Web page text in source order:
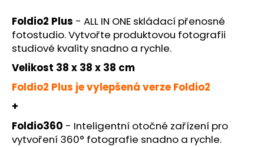
Foldio2 Plus - ALL IN ONE skládací přenosné
fotostudio. Vytvořte produktovou fotografii
studiové kvality snadno a rychle.
Velikost 38 x 38 x 38 cm
Foldio2 Plus je vylepšená verze Foldio2
+
Foldio360 - Inteligentní otočné zařízení pro
vytvoření 360° fotografie snadno a rychle.
u
j
e
m
e